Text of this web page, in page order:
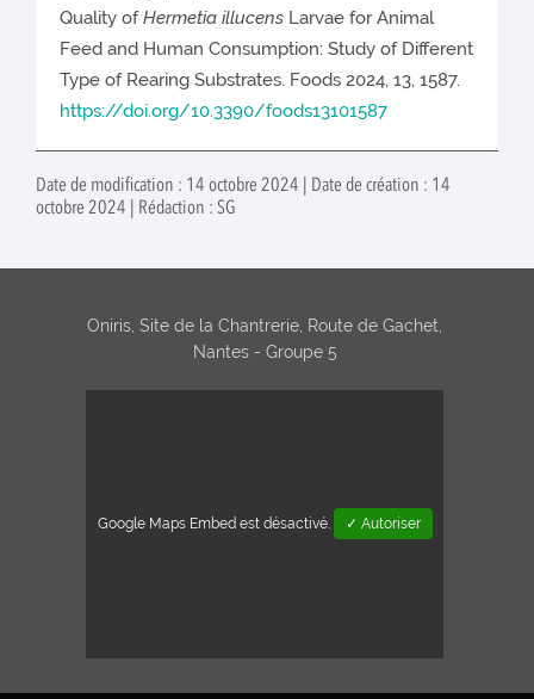
Quality ofHermetia illucens Larvae for Animal
Feed and Human Consumption: Study of Different
Type of Rearing Substrates. Foods 2024, 13, 1587.
https://doi.org/10.3390/foods13101587
Date de modification : 14 octobre 2024 | Date de création : 14
octobre 2024 | Rédaction : SG
Oniris, Site de la Chantrerie, Route de Gachet,
Nantes - Groupe 5
Google Maps Embed est désactivé. ✓ Autoriser